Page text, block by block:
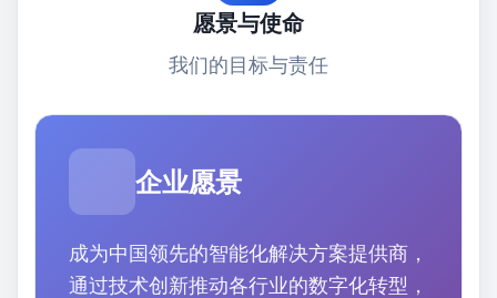
愿景与使命
我们的目标与责任
企业愿景
成为中国领先的智能化解决方案提供商，
通过技术创新推动各行业的数字化转型，